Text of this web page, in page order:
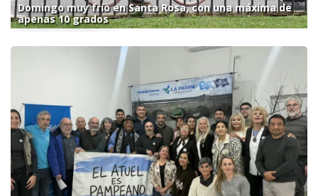
Domingo muy frío en Santa Rosa, con una máxima de
apenas 10 grados